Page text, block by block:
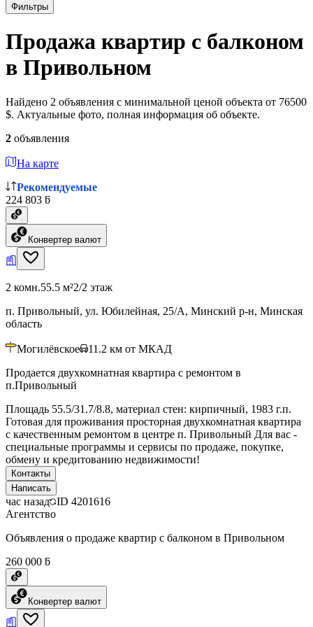
Фильтры
Продажа квартир с балконом
в Привольном
Найдено 2 объявления с минимальной ценой объекта от 76500
$. Актуальные фото, полная информация об объекте.
2 объявления
На карте
Рекомендуемые
224 803 ƃ
Конвертер валют
2 комн.55.5 м²2/2 этаж
п. Привольный, ул. Юбилейная, 25/А, Минский р-н, Минская
область
Могилёвское 11.2 км от МКАД
Продается двухкомнатная квартира с ремонтом в
п.Привольный
Площадь 55.5/31.7/8.8, материал стен: кирпичный, 1983 г.п.
Готовая для проживания просторная двухкомнатная квартира
с качественным ремонтом в центре п. Привольный Для вас -
специальные программы и сервисы по продаже, покупке,
обмену и кредитованию недвижимости!
Контакты
Написать
час назад ID 4201616
Агентство
Объявления о продаже квартир с балконом в Привольном
260 000 ƃ
Конвертер валют